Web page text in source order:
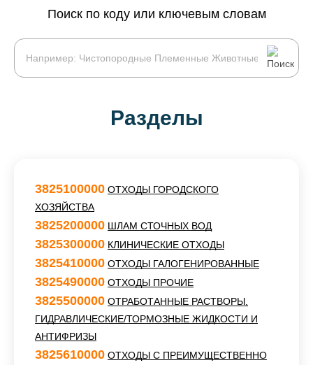
Поиск по коду или ключевым словам
Разделы
3825100000 ОТХОДЫ ГОРОДСКОГО
ХОЗЯЙСТВА
3825200000 ШЛАМ СТОЧНЫХ ВОД
3825300000 КЛИНИЧЕСКИЕ ОТХОДЫ
3825410000 ОТХОДЫ ГАЛОГЕНИРОВАННЫЕ
3825490000 ОТХОДЫ ПРОЧИЕ
3825500000 ОТРАБОТАННЫЕ РАСТВОРЫ,
ГИДРАВЛИЧЕСКИЕ/ТОРМОЗНЫЕ ЖИДКОСТИ И
АНТИФРИЗЫ
3825610000 ОТХОДЫ С ПРЕИМУЩЕСТВЕННО